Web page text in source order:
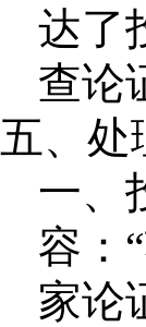
达了
查论
五、处
一、
容：
家论